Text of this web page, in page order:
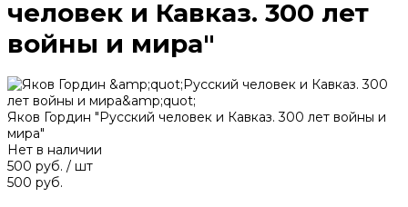
человек и Кавказ. 300 лет
войны и мира"
Яков Гордин "Русский человек и Кавказ. 300 лет войны и
мира"
Нет в наличии
500 руб. / шт
500 руб.